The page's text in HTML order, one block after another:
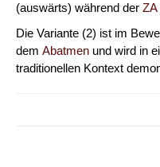
(auswärts) während der ZA
Die Variante (2) ist im
dem Abatmen und wird in
traditionellen Kontext